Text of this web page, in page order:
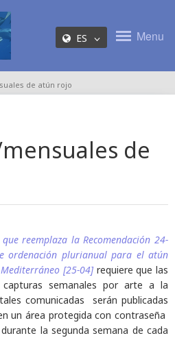
ES Menu
de atún rojo
de
que reemplaza la Recomendación 24-
ordenación plurianual para el atún
[25-04] requiere que las
semanales por arte a la
comunicadas serán publicadas
un área protegida con contraseña
la segunda semana de cada